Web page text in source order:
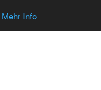
Mehr Info